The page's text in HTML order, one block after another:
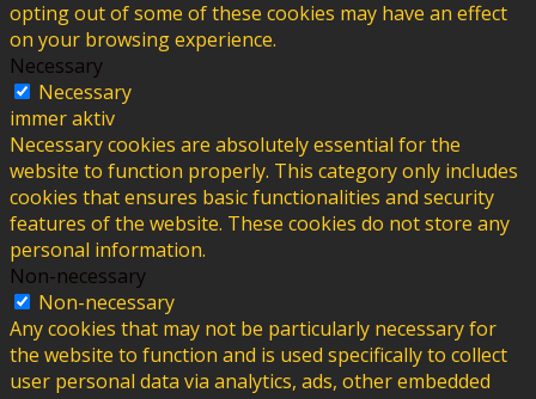
opting out of some of these cookies may have an effect
on your browsing experience.
Necessary
Necessary
immer aktiv
Necessary cookies are absolutely essential for the
website to function properly. This category only includes
cookies that ensures basic functionalities and security
features of the website. These cookies do not store any
personal information.
Non-necessary
Non-necessary
Any cookies that may not be particularly necessary for
the website to function and is used specifically to collect
user personal data via analytics, ads, other embedded